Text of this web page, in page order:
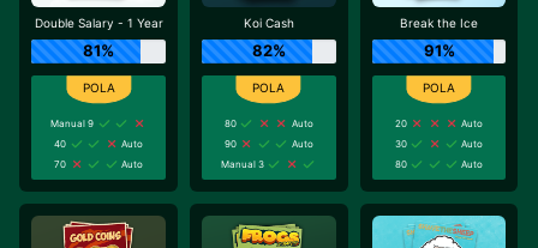
Double Salary - 1 Year
81%
Manual 9
40
Auto
70
Auto
Koi Cash
82%
80
Auto
90
Auto
Manual 3
Break the Ice
91%
20
Auto
30
Auto
80
Auto